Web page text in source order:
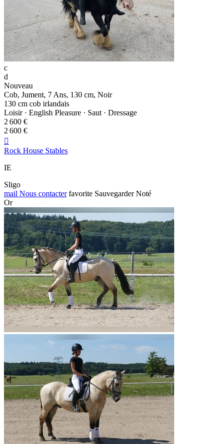
c
d
Nouveau
Cob, Jument, 7 Ans, 130 cm, Noir
130 cm cob irlandais
Loisir · English Pleasure · Saut · Dressage
2 600 €
2 600 €

Rock House Stables
IE
Sligo
mail Nous contacter favorite Sauvegarder Noté
Or